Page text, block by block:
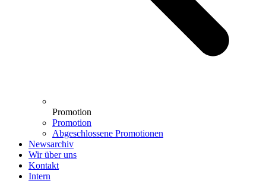
Promotion
Promotion
Abgeschlossene Promotionen
Newsarchiv
Wir über uns
Kontakt
Intern